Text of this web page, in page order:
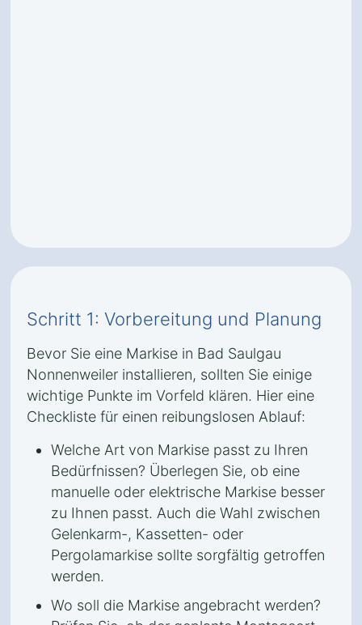
Schritt 1: Vorbereitung und Planung
Bevor Sie eine Markise in Bad Saulgau
Nonnenweiler installieren, sollten Sie einige
wichtige Punkte im Vorfeld klären. Hier eine
Checkliste für einen reibungslosen Ablauf:
Welche Art von Markise passt zu Ihren
Bedürfnissen? Überlegen Sie, ob eine
manuelle oder elektrische Markise besser
zu Ihnen passt. Auch die Wahl zwischen
Gelenkarm-, Kassetten- oder
Pergolamarkise sollte sorgfältig getroffen
werden.
Wo soll die Markise angebracht werden?